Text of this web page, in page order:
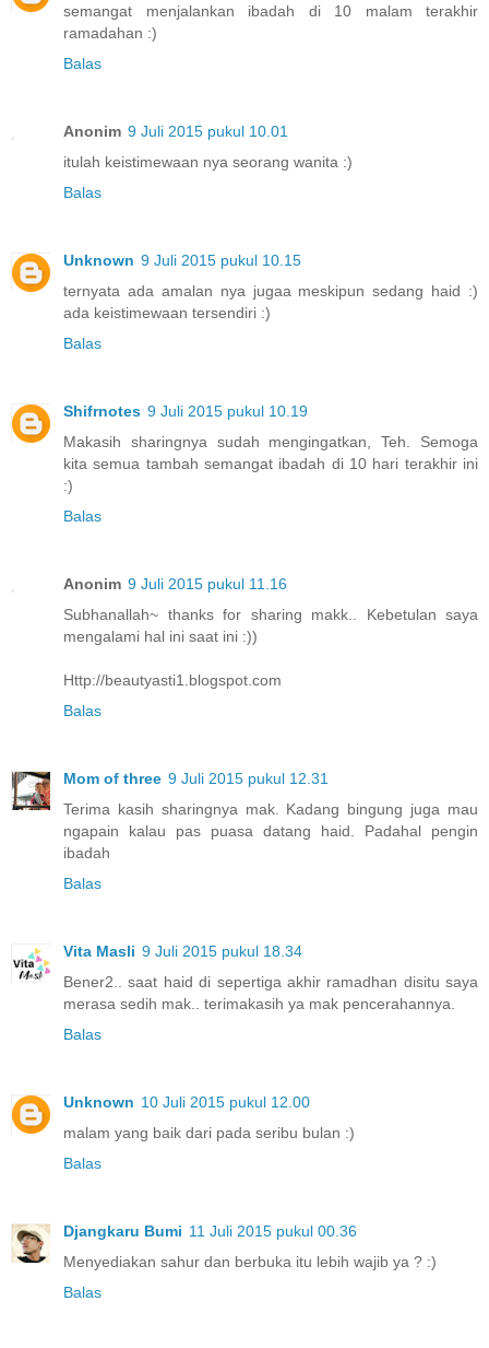
semangat menjalankan ibadah di 10 malam terakhir
ramadahan :)
Balas
Anonim 9 Juli 2015 pukul 10.01
itulah keistimewaan nya seorang wanita :)
Balas
Unknown 9 Juli 2015 pukul 10.15
ternyata ada amalan nya jugaa meskipun sedang haid :)
ada keistimewaan tersendiri :)
Balas
Shifrnotes 9 Juli 2015 pukul 10.19
Makasih sharingnya sudah mengingatkan, Teh. Semoga
kita semua tambah semangat ibadah di 10 hari terakhir ini
:)
Balas
Anonim 9 Juli 2015 pukul 11.16
Subhanallah~ thanks for sharing makk.. Kebetulan saya
mengalami hal ini saat ini :))
Http://beautyasti1.blogspot.com
Balas
Mom of three 9 Juli 2015 pukul 12.31
Terima kasih sharingnya mak. Kadang bingung juga mau
ngapain kalau pas puasa datang haid. Padahal pengin
ibadah
Balas
Vita Masli 9 Juli 2015 pukul 18.34
Bener2.. saat haid di sepertiga akhir ramadhan disitu saya
merasa sedih mak.. terimakasih ya mak pencerahannya.
Balas
Unknown 10 Juli 2015 pukul 12.00
malam yang baik dari pada seribu bulan :)
Balas
Djangkaru Bumi 11 Juli 2015 pukul 00.36
Menyediakan sahur dan berbuka itu lebih wajib ya ? :)
Balas